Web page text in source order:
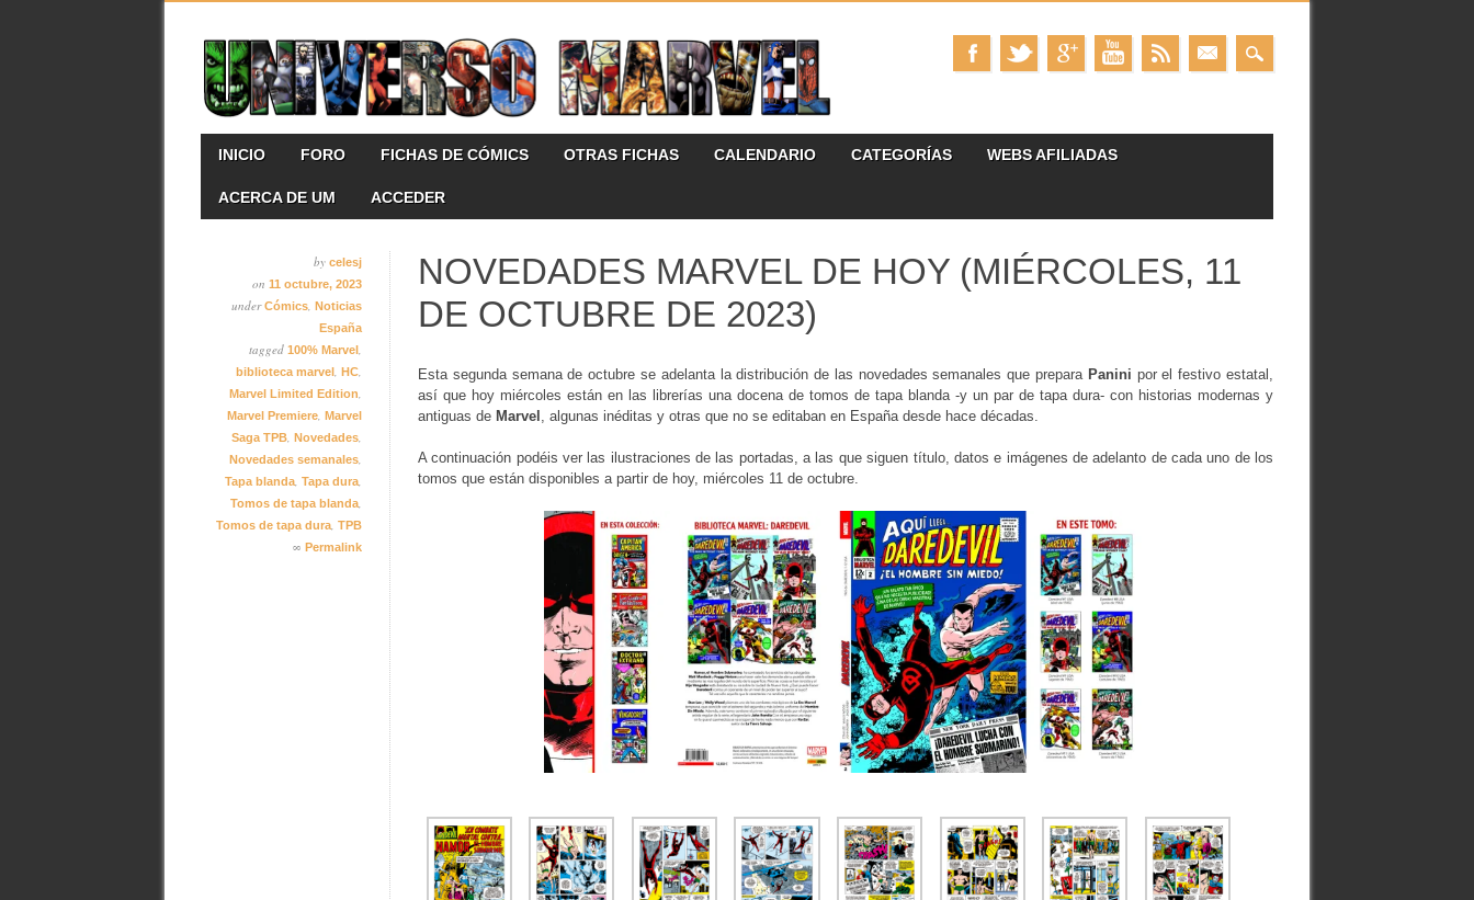
MAIN MENU
INICIO FORO FICHAS DE CÓMICS OTRAS FICHAS CALENDARIO CATEGORÍAS WEBS AFILIADAS
ACERCA DE UM ACCEDER
by celesj
on 11 octubre, 2023
underCómics Noticias
España
tagged 100% Marvel
biblioteca marvel HC
Marvel Limited Edition
Marvel Premiere Marvel
Saga TPB Novedades
Novedades semanales
Tapa blanda Tapa dura
Tomos de tapa blanda
Tomos de tapa dura TPB
∞ Permalink
NOVEDADES MARVEL DE HOY (MIÉRCOLES, 11
DE OCTUBRE DE 2023)
Esta segunda semana de octubre se adelanta la distribución de las novedades semanales que prepara Panini por el festivo estatal,
así que hoy miércoles están en las librerías una docena de tomos de tapa blanda -y un par de tapa dura- con historias modernas y
antiguas de Marvel , algunas inéditas y otras que no se editaban en España desde hace décadas.
A continuación podéis ver las ilustraciones de las portadas, a las que siguen título, datos e imágenes de adelanto de cada uno de los
tomos que están disponibles a partir de hoy, miércoles 11 de octubre.